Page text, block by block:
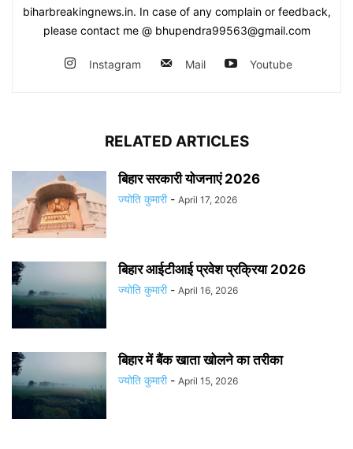
biharbreakingnews.in. In case of any complain or feedback,
please contact me @ bhupendra99563@gmail.com
Instagram Mail Youtube
RELATED ARTICLES
बिहार सरकारी योजनाएं 2026
ज्योति कुमारी - April 17, 2026
बिहार आईटीआई प्रवेश प्रक्रिया 2026
ज्योति कुमारी - April 16, 2026
बिहार में बैंक खाता खोलने का तरीका
ज्योति कुमारी - April 15, 2026